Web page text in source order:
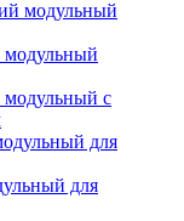
модульный
модульный с
для